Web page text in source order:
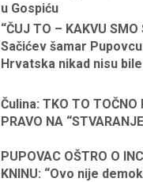
u Gospiću
“ČUJ TO – KAKVU SMO
Sačićev šamar
Hrvatska nikad nisu
Čulina: TKO TO TOČNO
PRAVO NA
PUPOVAC OŠTRO O
KNINU: “Ovo nije